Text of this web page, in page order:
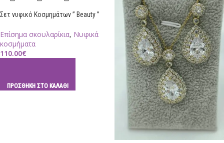
Σετ νυφικό Κοσμημάτων ” Beauty ”
Επίσημα σκουλαρίκια, Νυφικά
κοσμήματα
110.00€
ΠΡΟΣΘΉΚΗ ΣΤΟ ΚΑΛΆΘΙ